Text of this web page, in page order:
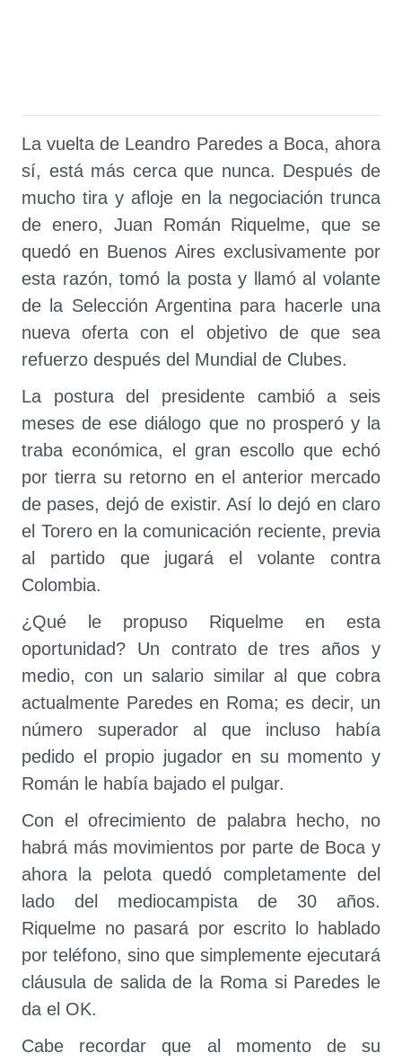
La vuelta de Leandro Paredes a Boca, ahora
sí, está más cerca que nunca. Después de
mucho tira y afloje en la negociación trunca
de enero, Juan Román Riquelme, que se
quedó en Buenos Aires exclusivamente por
esta razón, tomó la posta y llamó al volante
de la Selección Argentina para hacerle una
nueva oferta con el objetivo de que sea
refuerzo después del Mundial de Clubes.
La postura del presidente cambió a seis
meses de ese diálogo que no prosperó y la
traba económica, el gran escollo que echó
por tierra su retorno en el anterior mercado
de pases, dejó de existir. Así lo dejó en claro
el Torero en la comunicación reciente, previa
al partido que jugará el volante contra
Colombia.
¿Qué le propuso Riquelme en esta
oportunidad? Un contrato de tres años y
medio, con un salario similar al que cobra
actualmente Paredes en Roma; es decir, un
número superador al que incluso había
pedido el propio jugador en su momento y
Román le había bajado el pulgar.
Con el ofrecimiento de palabra hecho, no
habrá más movimientos por parte de Boca y
ahora la pelota quedó completamente del
lado del mediocampista de 30 años.
Riquelme no pasará por escrito lo hablado
por teléfono, sino que simplemente ejecutará
cláusula de salida de la Roma si Paredes le
da el OK.
Cabe recordar que al momento de su